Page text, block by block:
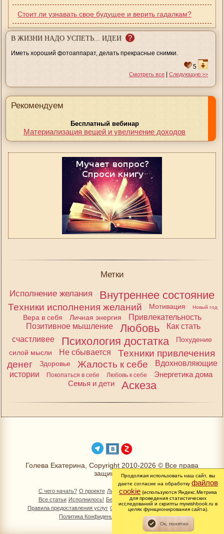
Стоит ли узнавать свое будущее и верить гадалкам?
В ЖИЗНИ НАДО УСПЕТЬ... ИДЕИ ?
Иметь хороший фотоаппарат, делать прекрасные снимки.
5
Смотреть все | Следующую >>
Рекомендуем
Бесплатный вебинар
Материализация вещей и увеличение доходов
Метки
Исполнение желания
Внутреннее состояние
Техники исполнения желаний Мотивация Новый год
Вера в себя Личная энергия
Привлекательность
Позитивное мышление
Любовь
Как стать
счастливее
Психология достатка
Похудение
силой мысли
Не сбывается
Техники привлечения
денег
Здоровье Жалость к себе
Вдохновляющие
истории
Покопаться в себе Любовь к себе
Энергетика дома
Семья и дети
Аскеза
Голева Екатерина, Copyright 2010-2026 © Все права
защищены
С чего начать? О проекте Личный раздел Книга Желаний
Все статьи Исполнилось! Бесплатно! Изменимся вместе
Правила предоставления услуг Обработка персональных данных
Политика Конфиденциальности
Контакты
Продолжая использовать наш сайт, вы
даете согласие на обработку файлов
cookie (используются Яндекс.Метрика
для проведения статистических
исследований и скрипты mywishbook.ru в
целях функционирования сайта).